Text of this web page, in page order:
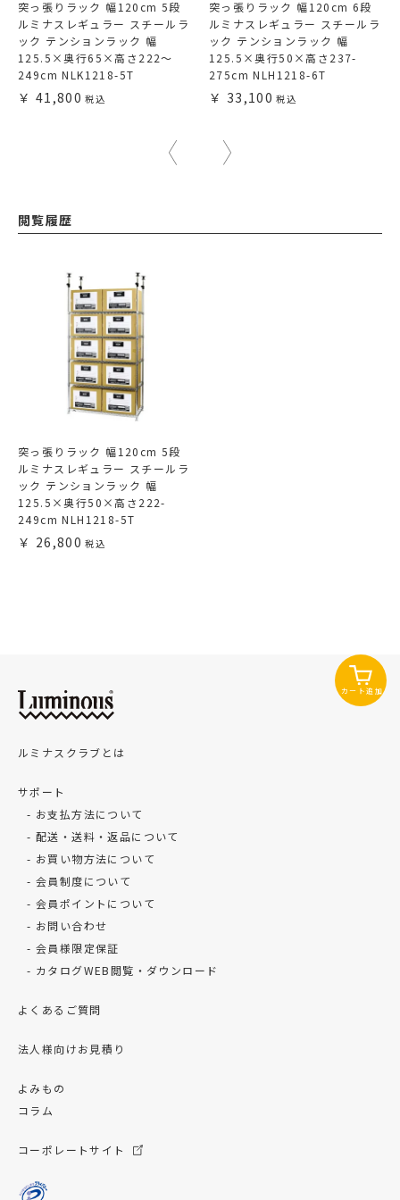
突っ張りラック 幅120cm 5段
ルミナスレギュラー スチールラ
ック テンションラック 幅
125.5×奥行65×高さ222～
249cm NLK1218-5T
41,800
突っ張りラック 幅120cm 6段
ルミナスレギュラー スチールラ
ック テンションラック 幅
125.5×奥行50×高さ237-
275cm NLH1218-6T
33,100
閲覧履歴
突っ張りラック 幅120cm 5段
ルミナスレギュラー スチールラ
ック テンションラック 幅
125.5×奥行50×高さ222-
249cm NLH1218-5T
26,800
カート追加
ルミナスクラブとは
サポート
お支払方法について
配送・送料・返品について
お買い物方法について
会員制度について
会員ポイントについて
お問い合わせ
会員様限定保証
カタログWEB閲覧・ダウンロード
よくあるご質問
法人様向けお見積り
よみもの
コラム
コーポレートサイト